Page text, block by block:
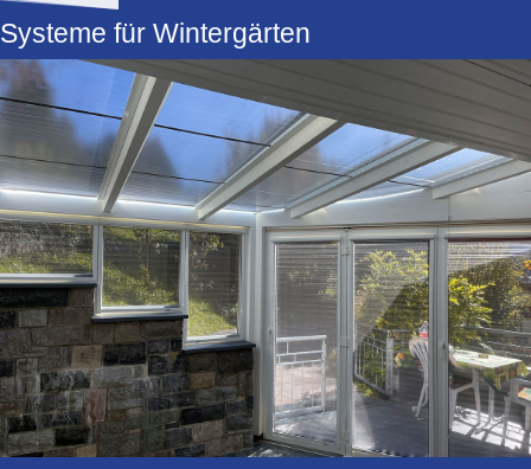
Systeme für Wintergärten